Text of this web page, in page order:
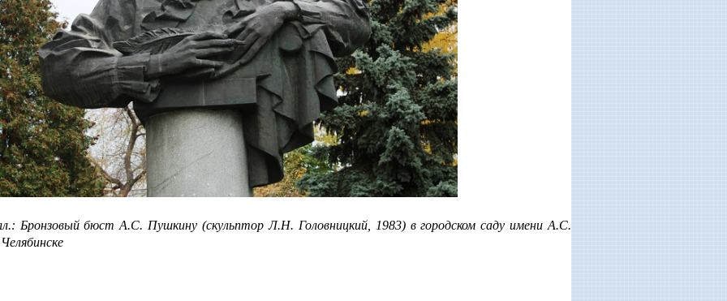
Бронзовый бюст А.С. Пушкину (скульптор Л.Н. Головницкий, 1983) в городском саду имени А.С.